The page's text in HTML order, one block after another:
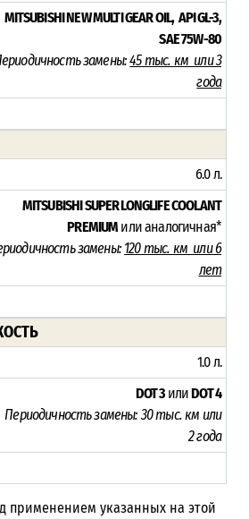
MITSUBISHI NEW MULTI GEAR OIL, API GL-3,
SAE 75W-80
замены:45 тыс. км или 3
года
6.0 л.
MITSUBISHI SUPER LONGLIFE COOLANT
PREMIUM или аналогичная*
замены: 120 тыс. км или 6
лет
1.0 л.
DOT 3 илиDOT 4
Периодичность замены:30 тыс. км или
2 года
применением указанных на этой